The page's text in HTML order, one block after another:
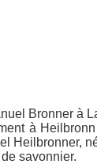
Bronner à
à
Heilbronner,
savonnier.